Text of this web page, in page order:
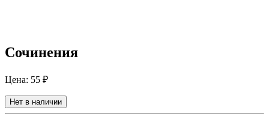
Сочинения
Цена: 55 ₽
Нет в наличии